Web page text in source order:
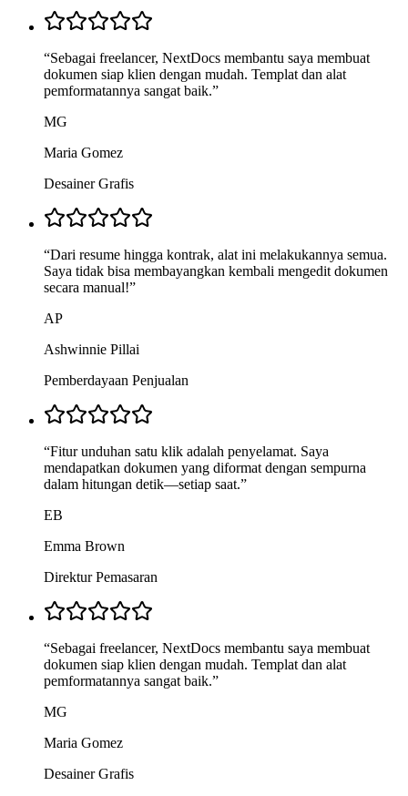
“Sebagai freelancer, NextDocs membantu saya membuat
dokumen siap klien dengan mudah. Templat dan alat
pemformatannya sangat baik.”
MG
Maria Gomez
Desainer Grafis
“Dari resume hingga kontrak, alat ini melakukannya semua.
Saya tidak bisa membayangkan kembali mengedit dokumen
secara manual!”
AP
Ashwinnie Pillai
Pemberdayaan Penjualan
“Fitur unduhan satu klik adalah penyelamat. Saya
mendapatkan dokumen yang diformat dengan sempurna
dalam hitungan detik—setiap saat.”
EB
Emma Brown
Direktur Pemasaran
“Sebagai freelancer, NextDocs membantu saya membuat
dokumen siap klien dengan mudah. Templat dan alat
pemformatannya sangat baik.”
MG
Maria Gomez
Desainer Grafis